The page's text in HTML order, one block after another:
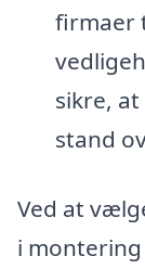
firmaer
sikre,
stand
Ved at
i